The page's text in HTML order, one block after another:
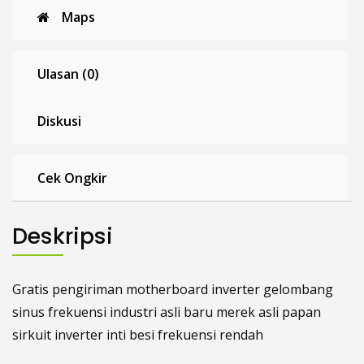
Maps
Ulasan (0)
Diskusi
Cek Ongkir
Deskripsi
Gratis pengiriman motherboard inverter gelombang
sinus frekuensi industri asli baru merek asli papan
sirkuit inverter inti besi frekuensi rendah